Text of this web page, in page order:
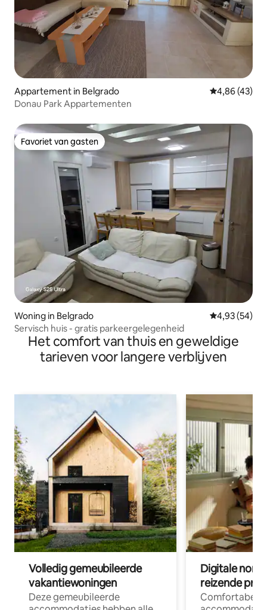
Appartement in Belgrado Gemiddelde
4,86 (43)
Donau Park Appartementen
Favoriet van gasten
Favoriet van gasten
Woning in Belgrado Gemiddelde
4,93 (54)
Servisch huis - gratis parkeergelegenheid
Het comfort van thuis en geweldige
tarieven voor langere verblijven
Volledig gemeubileerde
vakantiewoningen
Deze gemeubileerde
Digitale
reizende
Comfortabele